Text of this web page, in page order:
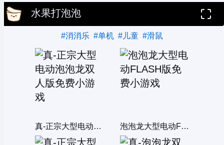
水果打泡泡
#消消乐 #单机 #儿童 #滑鼠
真-正宗大型电动泡泡龙双人版 泡泡龙大型电动FLASH版